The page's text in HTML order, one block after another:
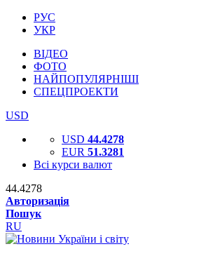
РУС
УКР
ВІДЕО
ФОТО
НАЙПОПУЛЯРНІШІ
СПЕЦПРОЕКТИ
USD
USD 44.4278
EUR 51.3281
Всі курси валют
44.4278
Авторизація
Пошук
RU